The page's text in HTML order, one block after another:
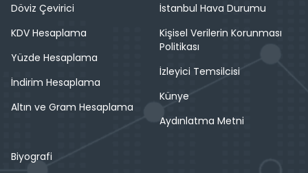
Döviz Çevirici
KDV Hesaplama
Yüzde Hesaplama
İndirim Hesaplama
Altın ve Gram Hesaplama
İstanbul Hava Durumu
Kişisel Verilerin Korunması
Politikası
İzleyici Temsilcisi
Künye
Aydınlatma Metni
Biyografi